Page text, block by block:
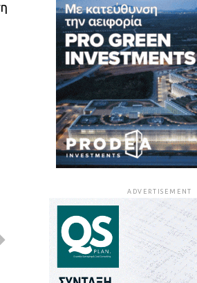
ADVERTISEMENT